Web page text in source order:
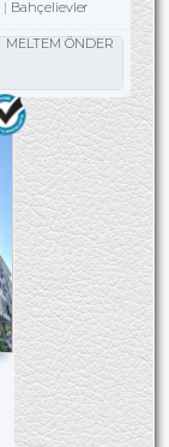
Bahçelievler
MELTEM ÖNDER